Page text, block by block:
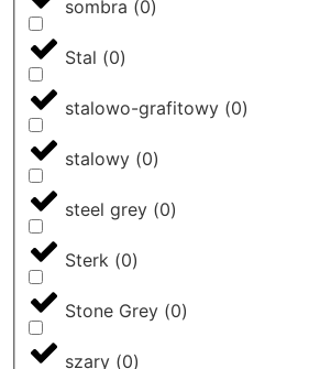
sombra (0)
Stal (0)
stalowo-grafitowy (0)
stalowy (0)
steel grey (0)
Sterk (0)
Stone Grey (0)
szary (0)